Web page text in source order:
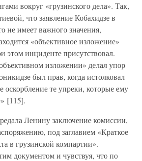
вокруг «грузинского дела». Так,
что заявление Кобахидзе в
не имеет важного значения,
«объективное изложение»
этом инциденте присутствовал.
изложении» делал упор
был прав, когда истолковал
оскорбление те упреки, которые ему
[115].
Ленину заключение комиссии,
под заглавием «Краткое
в грузинской компартии».
документом и чувствуя, что по